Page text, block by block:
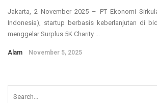
Jakarta, 2 November 2025 – PT Ekonomi
Indonesia), startup berbasis keberlanjutan di
menggelar Surplus 5K Charity ...
Alam November 5, 2025